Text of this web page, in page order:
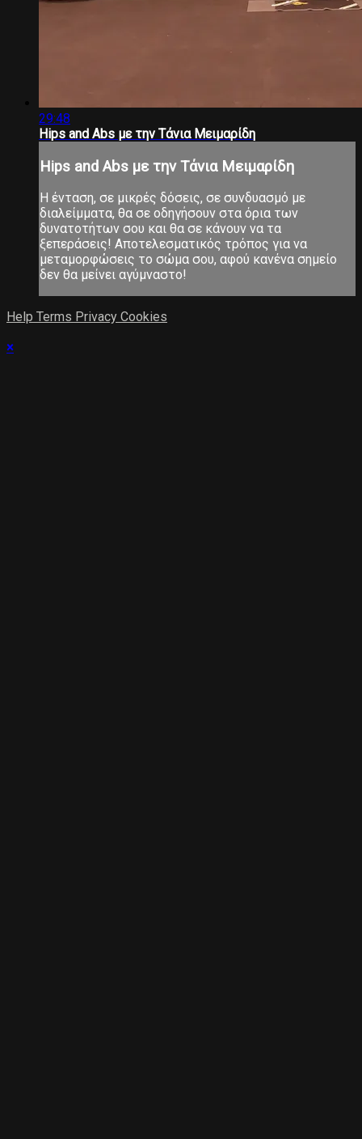
29:48
Hips and Abs με την Τάνια Μειμαρίδη
Hips and Abs με την Τάνια Μειμαρίδη
Η ένταση, σε μικρές δόσεις, σε συνδυασμό με
διαλείμματα, θα σε οδηγήσουν στα όρια των
δυνατοτήτων σου και θα σε κάνουν να τα
ξεπεράσεις! Αποτελεσματικός τρόπος για να
μεταμορφώσεις το σώμα σου, αφού κανένα σημείο
δεν θα μείνει αγύμναστο!
Help Terms Privacy Cookies
×